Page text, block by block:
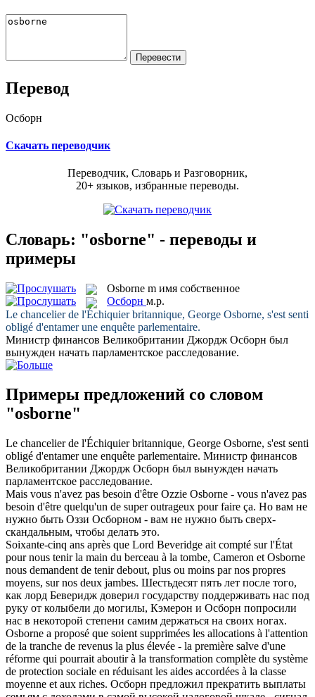
Перевод
Осборн
Скачать переводчик
Переводчик, Словарь и Разговорник,
20+ языков, избранные переводы.
Словарь: "osborne" - переводы и
примеры
Osborne m имя собственное
Осборн м.р.
Le chancelier de l'Échiquier britannique, George Osborne, s'est senti
obligé d'entamer une enquête parlementaire.
Министр финансов Великобритании Джордж Осборн был
вынужден начать парламентское расследование.
Примеры предложений со словом
"osborne"
Le chancelier de l'Échiquier britannique, George Osborne, s'est senti
obligé d'entamer une enquête parlementaire. Министр финансов
Великобритании Джордж Осборн был вынужден начать
парламентское расследование.
Mais vous n'avez pas besoin d'être Ozzie Osborne - vous n'avez pas
besoin d'être quelqu'un de super outrageux pour faire ça. Но вам не
нужно быть Оззи Осборном - вам не нужно быть сверх-
скандальным, чтобы делать это.
Soixante-cinq ans après que Lord Beveridge ait compté sur l'État
pour nous tenir la main du berceau à la tombe, Cameron et Osborne
nous demandent de tenir debout, plus ou moins par nos propres
moyens, sur nos deux jambes. Шестьдесят пять лет после того,
как лорд Беверидж доверил государству поддерживать нас под
руку от колыбели до могилы, Кэмерон и Осборн попросили
нас в некоторой степени самим держаться на своих ногах.
Osborne a proposé que soient supprimées les allocations à l'attention
de la tranche de revenus la plus élevée - la première salve d'une
réforme qui pourrait aboutir à la transformation complète du système
de protection sociale en réduisant les aides accordées à la classe
moyenne et aux riches. Осборн предложил прекратить выплаты